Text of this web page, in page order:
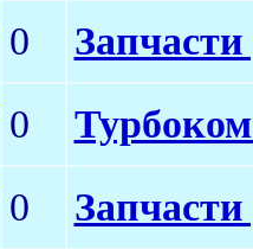
0
0
0